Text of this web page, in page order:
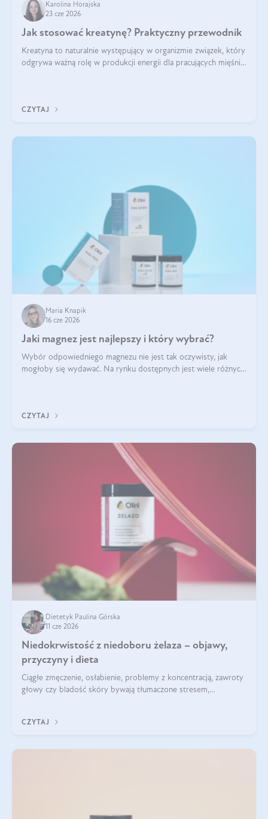
Karolina Horajska
23 cze 2026
Jak stosować kreatynę? Praktyczny przewodnik
Kreatyna to naturalnie występujący w organizmie związek, który
odgrywa ważną rolę w produkcji energii dla pracujących mięśni.
CZYTAJ
Maria Knapik
16 cze 2026
Jaki magnez jest najlepszy i który wybrać?
Wybór odpowiedniego magnezu nie jest tak oczywisty, jak
mogłoby się wydawać. Na rynku dostępnych jest wiele różnych
CZYTAJ
Dietetyk Paulina Górska
11 cze 2026
Niedokrwistość z niedoboru żelaza – objawy,
przyczyny i dieta
Ciągłe zmęczenie, osłabienie, problemy z koncentracją, zawroty
głowy czy bladość skóry bywają tłumaczone stresem,
CZYTAJ